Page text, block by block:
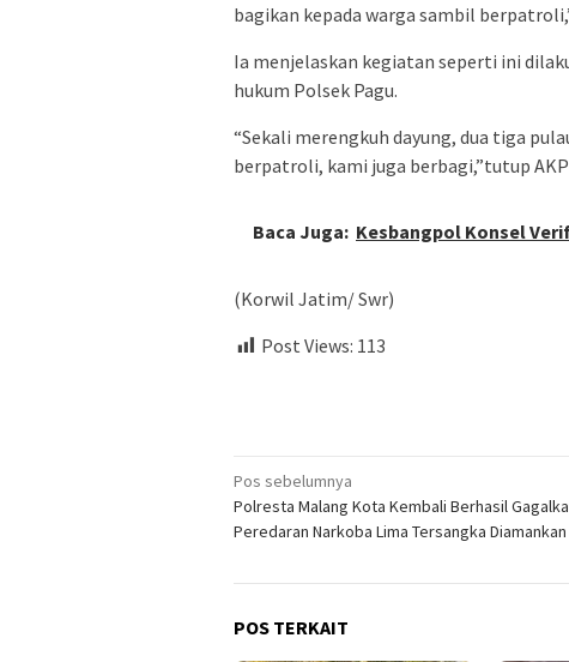
bagikan kepada warga sambil
Ia menjelaskan kegiatan seperti ini
hukum Polsek Pagu.
“Sekali merengkuh dayung, dua tiga
berpatroli, kami juga berbagi,”tutup AKP
Baca Juga: Kesbangpol Konsel
(Korwil Jatim/ Swr)
Post Views: 113
Navigasi
pos
Pos sebelumnya
Polresta Malang Kota Kembali Berhasil
Peredaran Narkoba Lima Tersangka Diamankan
POS TERKAIT